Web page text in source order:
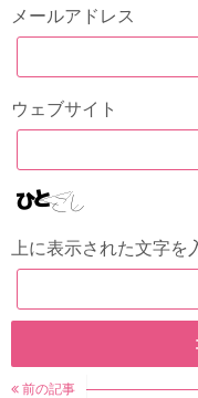
メールアドレス
ウェブサイト
上に表示された文字を
前の記事